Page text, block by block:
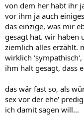
von dem her habt ihr
vor ihm ja auch
das einzige, was mir
gesagt hat. wir haben
ziemlich alles erzählt.
wirklich
ihm halt gesagt, dass
das wär fast so, als
sex vor der ehe'
ich damit sagen will...